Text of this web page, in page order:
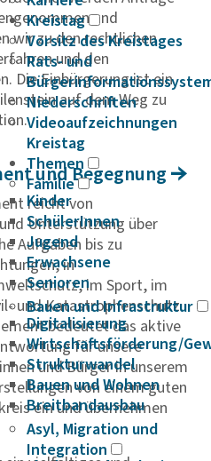
Kreistag
Vorsitz des Kreistages
Rats- und
Niederschriften
Videoaufzeichnungen
Kreistag
Themen
Familie
Kinder
SchülerInnen
Jugend
Erwachsene
Senioren
Bauen und Infrastruktur
Digitalisierung
Wirtschaftsförderung/
Strukturwandel
Bauen und Wohnen
Breitbandausbau
Asyl, Migration und
Integration
und
wir zu den rechtlichen
und den
Die Einbürgerung ist ein
auf dem Weg zu
und Begeg­nung
reicht von
Unterstützung über
Aufgaben bis zu
in
im Sport, im
und Katastrophenschutz.
bedeutet das aktive
für unsere
und Bürger in unserem
von einem guten
ein und übernehmen